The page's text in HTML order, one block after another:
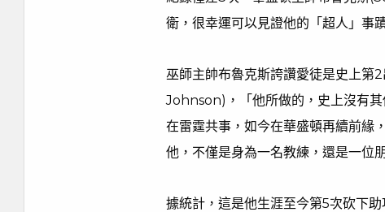
衛，很幸運可以見證他的「超人」事
巫師主帥布魯克斯誇讚愛徒是史上第
Johnson)，「他所做的，史上沒有
在雷霆共事，如今在華盛頓再續前緣
他，不僅是身為一名教練，還是一位
據統計，這是他生涯至今第5次砍下